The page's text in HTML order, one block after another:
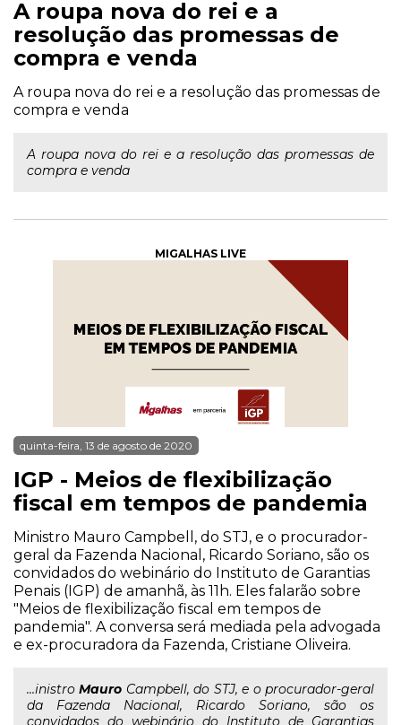
A roupa nova do rei e a
resolução das promessas de
compra e venda
A roupa nova do rei e a resolução das promessas de
compra e venda
A roupa nova do rei e a resolução das promessas de
compra e venda
MIGALHAS LIVE
quinta-feira, 13 de agosto de 2020
IGP - Meios de flexibilização
fiscal em tempos de pandemia
Ministro Mauro Campbell, do STJ, e o procurador-
geral da Fazenda Nacional, Ricardo Soriano, são os
convidados do webinário do Instituto de Garantias
Penais (IGP) de amanhã, às 11h. Eles falarão sobre
"Meios de flexibilização fiscal em tempos de
pandemia". A conversa será mediada pela advogada
e ex-procuradora da Fazenda, Cristiane Oliveira.
...inistroMauro Campbell, do STJ, e o procurador-geral
da Fazenda Nacional, Ricardo Soriano, são os
convidados do webinário do Instituto de Garantias